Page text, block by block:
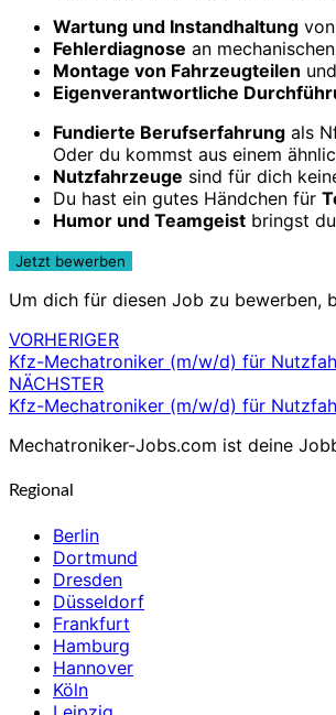
Wartung und Instand­haltung
Fehler­diagnose an
Montage von Fahrzeug­teilen
Eigen­verantwortliche
Fundierte Berufs­erfahrung als
Oder du kommst aus einem
Nutz­fahrzeuge sind für dich
Du hast ein gutes Händchen für
Humor und Team­geist bringst
Um dich für diesen Job zu bewerben,
Beitragsnavigation
VORHERIGER
Kfz-Mechatroniker (m/w/d) für
NÄCHSTER
Kfz-Mechatroniker (m/w/d) für
Mechatroniker-Jobs.com ist deine
Regional
Berlin
Dortmund
Dresden
Düsseldorf
Frankfurt
Hamburg
Hannover
Köln